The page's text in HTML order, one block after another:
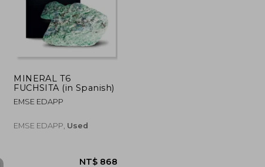
NT$ 971
MINERAL T6
FUCHSITA (in Spanish)
EMSE EDAPP
EMSE EDAPP, Used